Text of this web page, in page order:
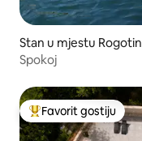
Stan u mjestu Rogotin
Spokoj
Glavni favorit gostiju
Favorit gostiju